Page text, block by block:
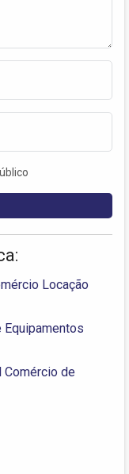
Locação
Equipamentos
Comércio de